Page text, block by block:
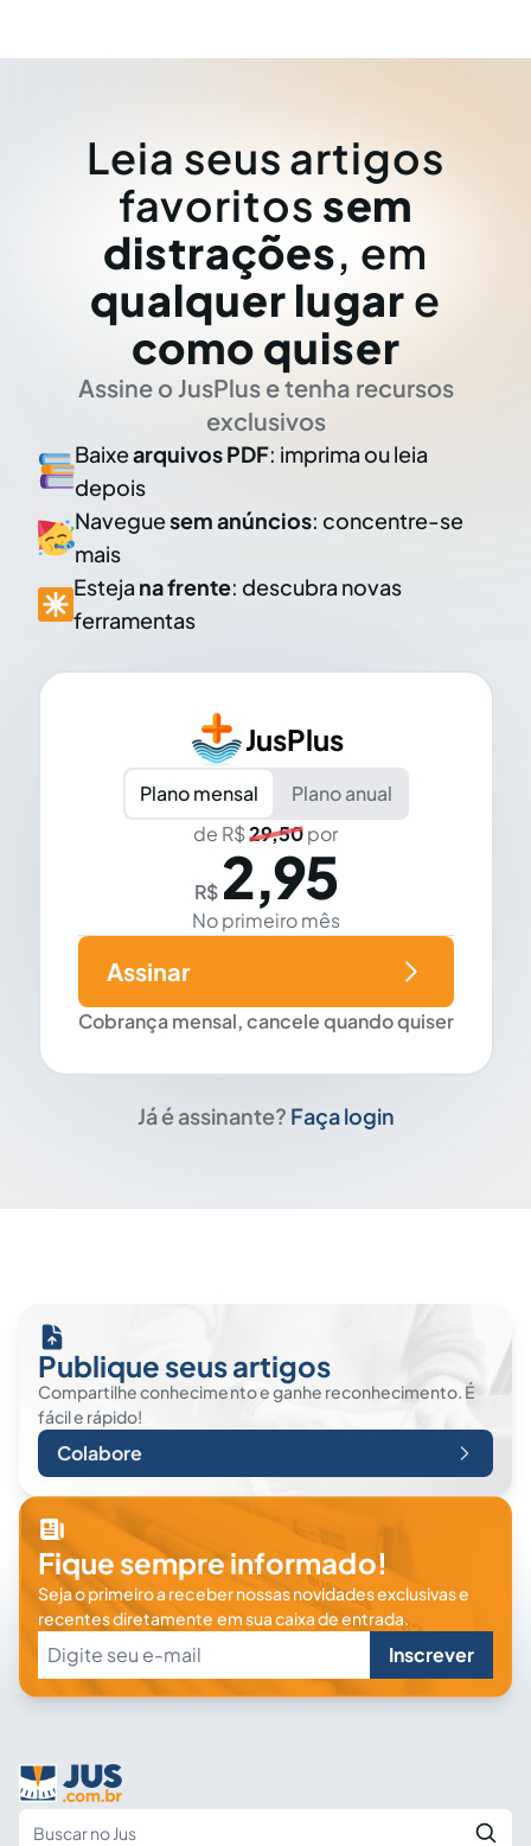
Leia seus artigos
favoritos sem
distrações, em
qualquer lugar e
como quiser
Assine o JusPlus e tenha recursos
exclusivos
Baixearquivos PDF: imprima ou leia
depois
Naveguesem anúncios: concentre-se
mais
Esteja na frente: descubra novas
ferramentas
JusPlus
Plano mensal
Plano anual
de R$29,50por
R$ 2,95
No primeiro mês
Cobrança mensal, cancele quando quiser
Assinar
Já é assinante? Faça login
Publique seus artigos
Compartilhe conhecimento e ganhe reconhecimento. É
fácil e rápido!
Colabore
Fique sempre informado!
Seja o primeiro a receber nossas novidades exclusivas e
recentes diretamente em sua caixa de entrada.
Inscrever